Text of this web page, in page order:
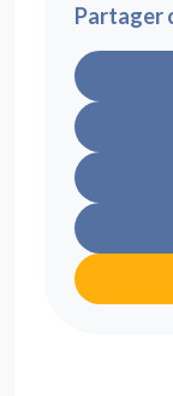
Partager